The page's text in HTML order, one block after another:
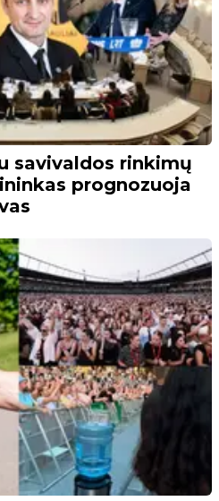
savivaldos rinkimų
prognozuoja